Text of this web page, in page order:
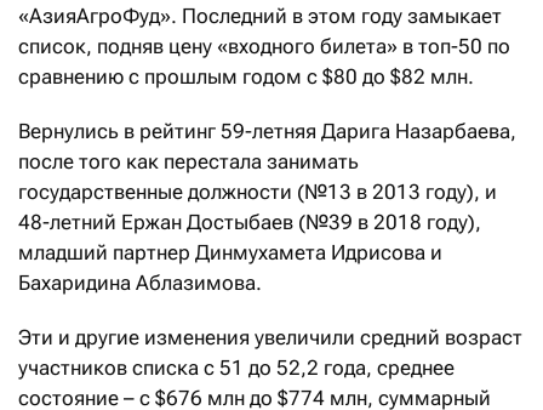
«АзияАгроФуд». Последний в этом году замыкает
список, подняв цену «входного билета» в топ-50 по
сравнению с прошлым годом с $80 до $82 млн.
Вернулись в рейтинг 59-летняя Дарига Назарбаева,
после того как перестала занимать
государственные должности (№13 в 2013 году), и
48-летний Ержан Достыбаев (№39 в 2018 году),
младший партнер Динмухамета Идрисова и
Бахаридина Аблазимова.
Эти и другие изменения увеличили средний возраст
участников списка с 51 до 52,2 года, среднее
состояние – с $676 млн до $774 млн, суммарный